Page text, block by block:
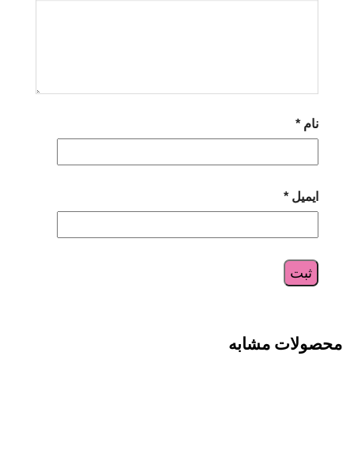
نام *
ایمیل *
محصولات مشابه